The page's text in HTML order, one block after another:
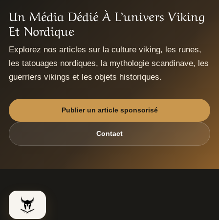
Un Média Dédié À L’univers Viking
Et Nordique
Explorez nos articles sur la culture viking, les runes,
les tatouages nordiques, la mythologie scandinave, les
guerriers vikings et les objets historiques.
Publier un article sponsorisé
Contact